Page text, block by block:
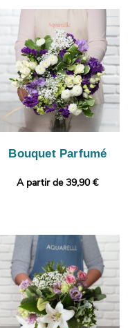
composition florale.
votre bouquet sera prise.
photographie de
assurer que le bouquet qui
à celui que vous avez
Rendez votre présent
un message de votre
Bouquet Parfumé
A partir de 39,90 €